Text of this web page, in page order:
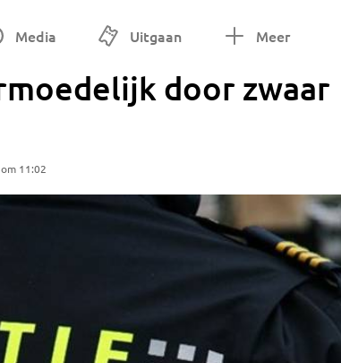
Media Uitgaan Meer
door zwaar
11:02